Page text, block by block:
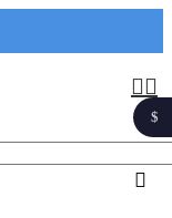
$